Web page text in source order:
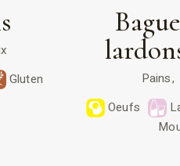
Gluten Pains
Oeufs